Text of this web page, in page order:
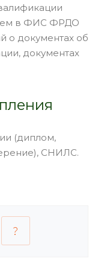
в ФИС ФРДО
о документах об
документах
(диплом,
СНИЛС.